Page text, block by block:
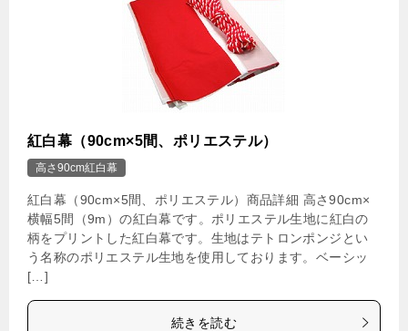
紅白幕（90cm×5間、ポリエステル）
高さ90cm紅白幕
紅白幕（90cm×5間、ポリエステル）商品詳細 高さ90cm×
横幅5間（9m）の紅白幕です。ポリエステル生地に紅白の
柄をプリントした紅白幕です。生地はテトロンポンジとい
う名称のポリエステル生地を使用しております。ベーシッ
[…]
続きを読む